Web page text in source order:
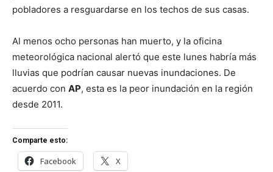
pobladores a resguardarse en los techos de sus casas.
Al menos ocho personas han muerto, y la oficina
meteorológica nacional alertó que este lunes habría más
lluvias que podrían causar nuevas inundaciones. De
acuerdo con AP, esta es la peor inundación en la región
desde 2011.
Comparte esto:
Facebook X